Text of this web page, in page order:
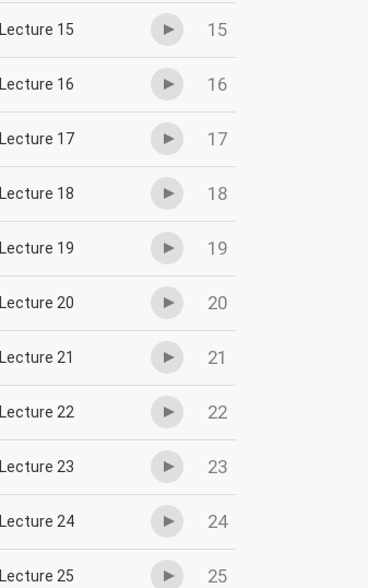
15
Lecture 15
16
Lecture 16
17
Lecture 17
18
Lecture 18
19
Lecture 19
20
Lecture 20
21
Lecture 21
22
Lecture 22
23
Lecture 23
24
Lecture 24
25
Lecture 25